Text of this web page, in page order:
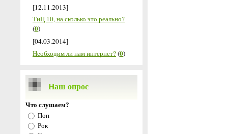
[12.11.2013]
ТиЦ 10, на сколько это реально?
(0)
[04.03.2014]
Необходим ли нам интернет?(0)
Наш опрос
Что слушаем?
Поп
Рок